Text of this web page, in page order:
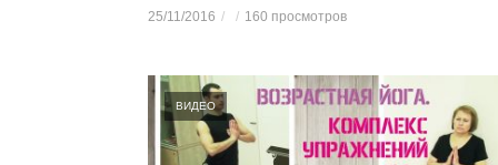
25/11/2016 160 просмотров
ВИДЕО